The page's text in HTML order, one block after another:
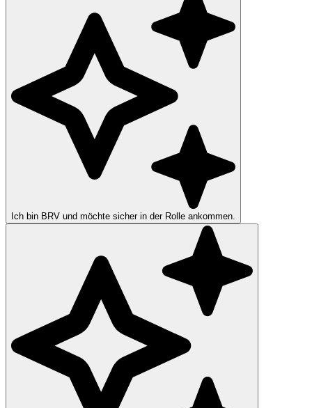
Ich bin BRV und möchte sicher in der Rolle ankommen.